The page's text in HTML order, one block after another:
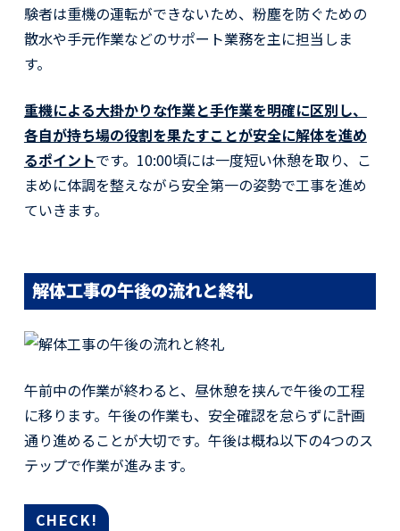
験者は重機の運転ができないため、粉塵を防ぐための
散水や手元作業などのサポート業務を主に担当しま
す。
重機による大掛かりな作業と手作業を明確に区別し、
各自が持ち場の役割を果たすことが安全に解体を進め
るポイントです。10:00頃には一度短い休憩を取り、こ
まめに体調を整えながら安全第一の姿勢で工事を進め
ていきます。
解体工事の午後の流れと終礼
午前中の作業が終わると、昼休憩を挟んで午後の工程
に移ります。午後の作業も、安全確認を怠らずに計画
通り進めることが大切です。午後は概ね以下の4つのス
テップで作業が進みます。